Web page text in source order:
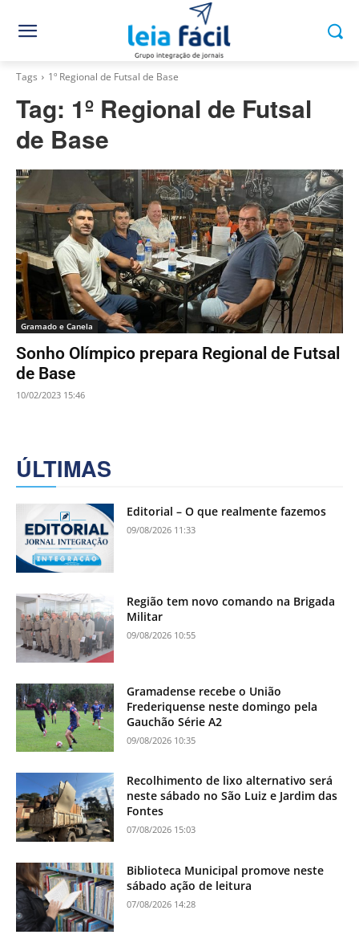
Tags 1º Regional de Futsal de Base
Tag: 1º Regional de Futsal
de Base
Gramado e Canela
Sonho Olímpico prepara Regional de Futsal
de Base
10/02/2023 15:46
ÚLTIMAS
Editorial – O que realmente fazemos
09/08/2026 11:33
Região tem novo comando na Brigada
Militar
09/08/2026 10:55
Gramadense recebe o União
Frederiquense neste domingo pela
Gauchão Série A2
09/08/2026 10:35
Recolhimento de lixo alternativo será
neste sábado no São Luiz e Jardim das
Fontes
07/08/2026 15:03
Biblioteca Municipal promove neste
sábado ação de leitura
07/08/2026 14:28